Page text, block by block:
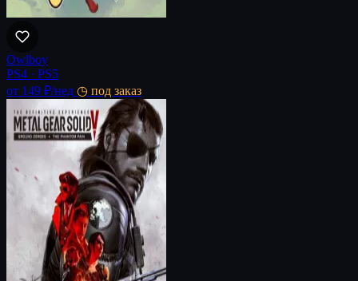
Owlboy
PS4 · PS5
от 149 ₽/нед ◷ под заказ